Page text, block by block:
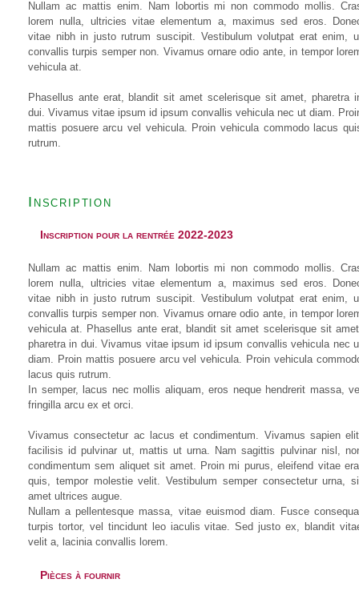
Nullam ac mattis enim. Nam lobortis mi non commodo mollis.
lorem nulla, ultricies vitae elementum a, maximus sed eros.
vitae nibh in justo rutrum suscipit. Vestibulum volutpat erat enim,
convallis turpis semper non. Vivamus ornare odio ante, in tempor
vehicula at.
Phasellus ante erat, blandit sit amet scelerisque sit amet, pharetra
dui. Vivamus vitae ipsum id ipsum convallis vehicula nec ut diam.
mattis posuere arcu vel vehicula. Proin vehicula commodo lacus
rutrum.
Inscription
Inscription pour la rentrée 2022-2023
Nullam ac mattis enim. Nam lobortis mi non commodo mollis.
lorem nulla, ultricies vitae elementum a, maximus sed eros.
vitae nibh in justo rutrum suscipit. Vestibulum volutpat erat enim,
convallis turpis semper non. Vivamus ornare odio ante, in tempor
vehicula at. Phasellus ante erat, blandit sit amet scelerisque sit
pharetra in dui. Vivamus vitae ipsum id ipsum convallis vehicula nec
diam. Proin mattis posuere arcu vel vehicula. Proin vehicula
lacus quis rutrum.
In semper, lacus nec mollis aliquam, eros neque hendrerit massa,
fringilla arcu ex et orci.
Vivamus consectetur ac lacus et condimentum. Vivamus sapien
facilisis id pulvinar ut, mattis ut urna. Nam sagittis pulvinar nisl,
condimentum sem aliquet sit amet. Proin mi purus, eleifend vitae
quis, tempor molestie velit. Vestibulum semper consectetur urna,
amet ultrices augue.
Nullam a pellentesque massa, vitae euismod diam. Fusce
turpis tortor, vel tincidunt leo iaculis vitae. Sed justo ex, blandit
velit a, lacinia convallis lorem.
Pièces à fournir